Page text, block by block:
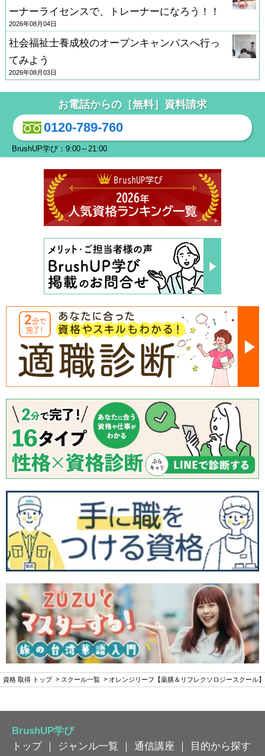
ーナーライセンスで、トレーナーになろう！！
2026年08月04日
社会福祉士養成校のオープンキャンパスへ行っ
てみよう
2026年08月03日
お電話からの［無料］資料請求
0120-789-760
BrushUP学び：9:00～21:00
資格 取得 トップ スクール一覧 オレンジリーフ【薬膳＆リフレクソロジースクール】
BrushUP学び
トップ｜ ジャンル一覧 ｜ 通信講座 ｜ 目的から探す